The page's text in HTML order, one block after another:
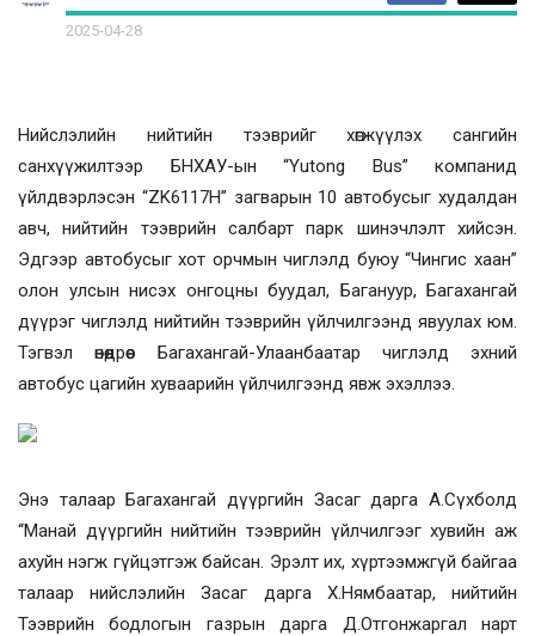
2025-04-28
Нийслэлийн нийтийн тээврийг хөгжүүлэх сангийн
санхүүжилтээр БНХАУ-ын “Yutong Bus” компанид
үйлдвэрлэсэн “ZK6117H” загварын 10 автобусыг худалдан
авч, нийтийн тээврийн салбарт парк шинэчлэлт хийсэн.
Эдгээр автобусыг хот орчмын чиглэлд буюу “Чингис хаан”
олон улсын нисэх онгоцны буудал, Багануур, Багахангай
дүүрэг чиглэлд нийтийн тээврийн үйлчилгээнд явуулах юм.
Тэгвэл өнөөдрөөс Багахангай-Улаанбаатар чиглэлд эхний
автобус цагийн хуваарийн үйлчилгээнд явж эхэллээ.
Энэ талаар Багахангай дүүргийн Засаг дарга А.Сүхболд
“Манай дүүргийн нийтийн тээврийн үйлчилгээг хувийн аж
ахуйн нэгж гүйцэтгэж байсан. Эрэлт их, хүртээмжгүй байгаа
талаар нийслэлийн Засаг дарга Х.Нямбаатар, нийтийн
Тээврийн бодлогын газрын дарга Д.Отгонжаргал нарт